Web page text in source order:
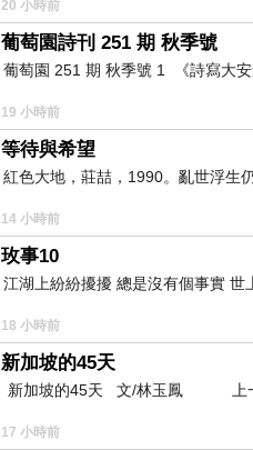
20 小時前
葡萄園詩刊 251 期 秋季號
葡萄園 251 期 秋季號 1 《詩寫大
19 小時前
等待與希望
紅色大地，莊喆，1990。亂世浮生
14 小時前
玫事10
江湖上紛紛擾擾 總是沒有個事實
18 小時前
新加坡的45天
新加坡的45天 文/林玉鳳 上一
17 小時前